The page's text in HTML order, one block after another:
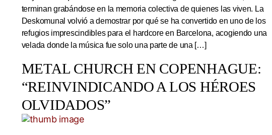
terminan grabándose en la memoria colectiva de quienes las viven. La
Deskomunal volvió a demostrar por qué se ha convertido en uno de los
refugios imprescindibles para el hardcore en Barcelona, acogiendo una
velada donde la música fue solo una parte de una […]
METAL CHURCH EN COPENHAGUE:
“REINVINDICANDO A LOS HÉROES
OLVIDADOS”